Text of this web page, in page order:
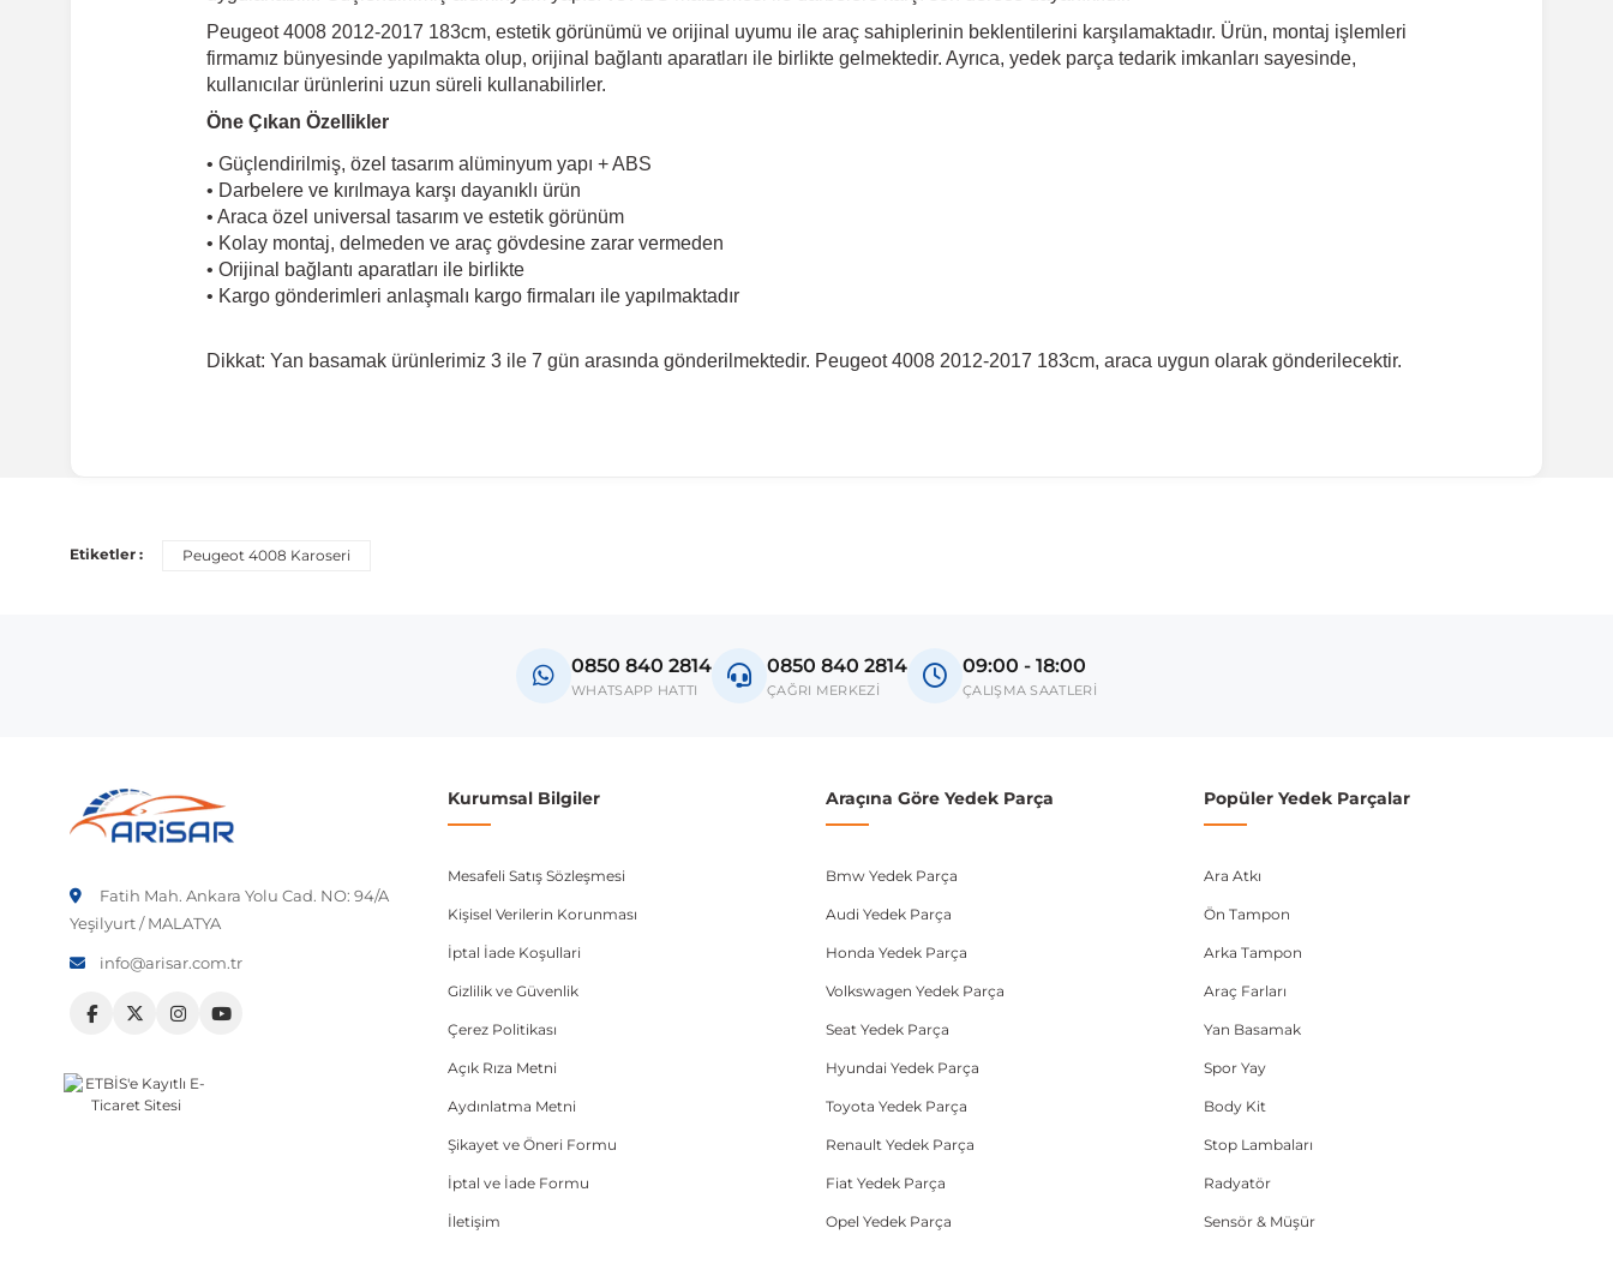
Peugeot 4008 2012-2017 183cm, estetik görünümü ve orijinal uyumu ile araç sahiplerinin beklentilerini karşılamaktadır. Ürün, montaj işlemleri
firmamız bünyesinde yapılmakta olup, orijinal bağlantı aparatları ile birlikte gelmektedir. Ayrıca, yedek parça tedarik imkanları sayesinde,
kullanıcılar ürünlerini uzun süreli kullanabilirler.
Öne Çıkan Özellikler
• Güçlendirilmiş, özel tasarım alüminyum yapı + ABS
• Darbelere ve kırılmaya karşı dayanıklı ürün
• Araca özel universal tasarım ve estetik görünüm
• Kolay montaj, delmeden ve araç gövdesine zarar vermeden
• Orijinal bağlantı aparatları ile birlikte
• Kargo gönderimleri anlaşmalı kargo firmaları ile yapılmaktadır
Dikkat: Yan basamak ürünlerimiz 3 ile 7 gün arasında gönderilmektedir. Peugeot 4008 2012-2017 183cm, araca uygun olarak gönderilecektir.
Araç üreticileri aynı model yılı içerisinde farklı donanım ve kasa tipleri kullanabilmektedir. Sipariş vermeden önce OEM numarası veya şasi numarası ile uyumluluğu kontrol
Etiketler : Peugeot 4008 Karoseri
0850 840 2814
WHATSAPP HATTI
0850 840 2814
ÇAĞRI MERKEZİ
09:00 - 18:00
ÇALIŞMA SAATLERİ
Fatih Mah. Ankara Yolu Cad. NO: 94/A
Yeşilyurt / MALATYA
info@arisar.com.tr
Kurumsal Bilgiler
Mesafeli Satış Sözleşmesi
Kişisel Verilerin Korunması
İptal İade Koşullari
Gizlilik ve Güvenlik
Çerez Politikası
Açık Rıza Metni
Aydınlatma Metni
Şikayet ve Öneri Formu
İptal ve İade Formu
İletişim
Araçına Göre Yedek Parça
Bmw Yedek Parça
Audi Yedek Parça
Honda Yedek Parça
Volkswagen Yedek Parça
Seat Yedek Parça
Hyundai Yedek Parça
Toyota Yedek Parça
Renault Yedek Parça
Fiat Yedek Parça
Opel Yedek Parça
Popüler Yedek Parçalar
Ara Atkı
Ön Tampon
Arka Tampon
Araç Farları
Yan Basamak
Spor Yay
Body Kit
Stop Lambaları
Radyatör
Sensör & Müşür